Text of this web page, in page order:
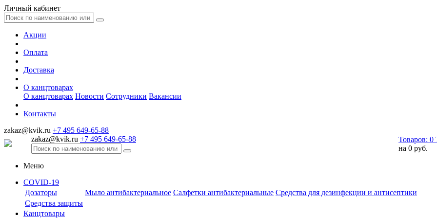
Личный кабинет
Акции
Оплата
Доставка
О канцтоварах
О канцтоварах Новости Сотрудники Вакансии
Контакты
zakaz@kvik.ru +7 495 649-65-88
zakaz@kvik.ru +7 495 649-65-88 Товаров: 0
на 0 руб.
Меню
COVID-19
Дозаторы
Мыло антибактериальное Салфетки антибактериальные Средства для дезинфекции и антисептики
Средства защиты
Канцтовары